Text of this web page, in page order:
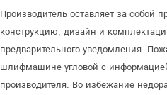
Производитель оставляет за собой
конструкцию, дизайн и
предварительного уведомления.
шлифмашине угловой с
производителя. Во избежание